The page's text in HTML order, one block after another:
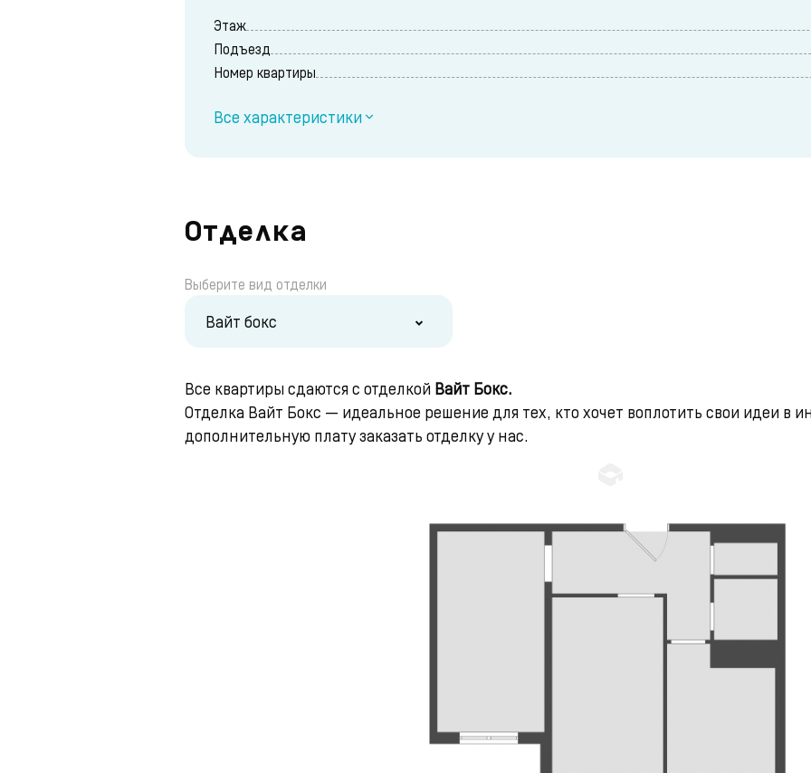
Этаж
Подъезд
Номер квартиры
Все характеристики
Отделка
Выберите вид отделки
Вайт бокс
Все квартиры сдаются с отделкой Вайт Бокс.
Отделка Вайт Бокс — идеальное решение для тех, кто хочет воплотить свои идеи в
дополнительную плату заказать отделку у нас.